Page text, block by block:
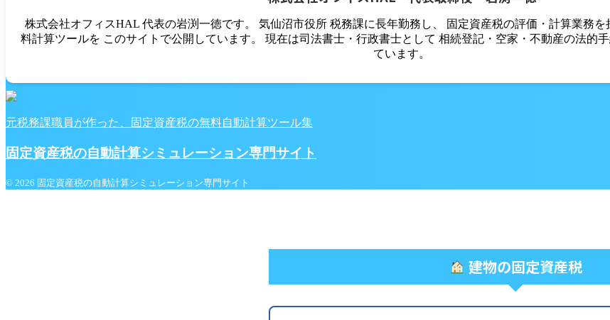
株式会社オフィスHAL 代表の岩渕一徳です。 気仙沼市役所 税務課に長年勤務し、 固定資産税の評価・計算業務
料計算ツールを このサイトで公開しています。 現在は司法書士・行政書士として 相続登記・空家・不動産の法的
ています。
元税務課職員が作った、固定資産税の無料自動計算ツール集
固定資産税の自動計算シミュレーション専門サイト
© 2026 固定資産税の自動計算シミュレーション専門サイト
建物の固定資産税